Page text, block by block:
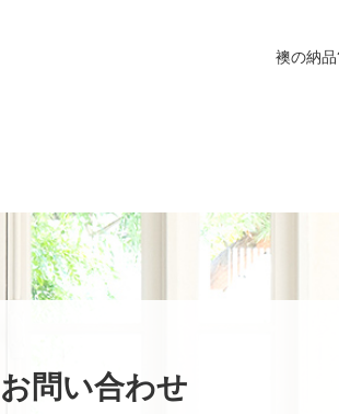
襖の納
お問い合わせ